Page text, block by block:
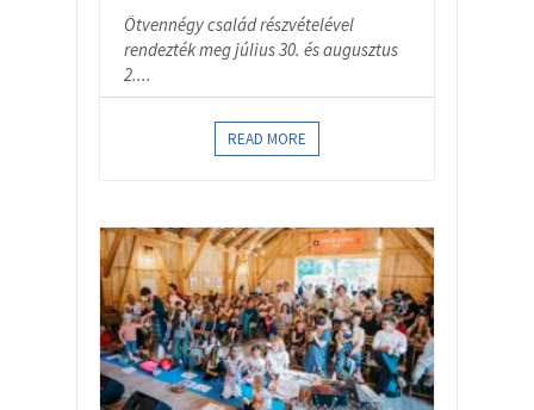
Ötvennégy család részvételével
rendezték meg július 30. és augusztus
2....
READ MORE